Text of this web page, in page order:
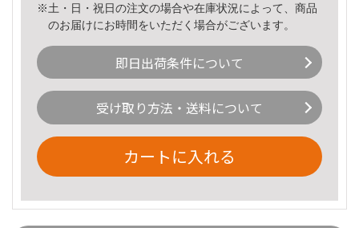
※土・日・祝日の注文の場合や在庫状況によって、商品
のお届けにお時間をいただく場合がございます。
即日出荷条件について
受け取り方法・送料について
カートに入れる